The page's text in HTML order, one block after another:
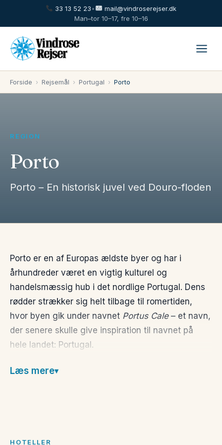
33 13 52 23•
mail@vindroserejser.dk
Man–tor 10–17, fre 10–16
Forside › Rejsemål › Portugal › Porto
REGION
Porto
Porto – En historisk juvel ved Douro-floden
Porto er en af Europas ældste byer og har i
århundreder været en vigtig kulturel og
handelsmæssig hub i det nordlige Portugal. Dens
rødder strækker sig helt tilbage til romertiden,
hvor byen gik under navnet Portus Cale– et navn,
der senere skulle give inspiration til navnet på
hele landet: Portugal.
I dag fremstår Porto som en smuk og autentisk
bygninger, snoede gader og stemningsfulde
Læs mere
HOTELLER